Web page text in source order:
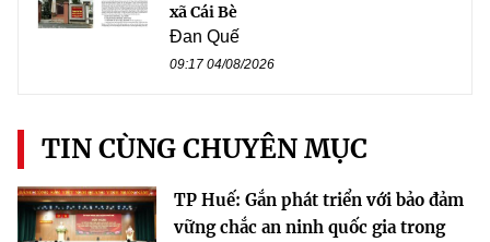
xã Cái Bè
Đan Quế
09:17 04/08/2026
TIN CÙNG CHUYÊN MỤC
TP Huế: Gắn phát triển với bảo đảm
vững chắc an ninh quốc gia trong